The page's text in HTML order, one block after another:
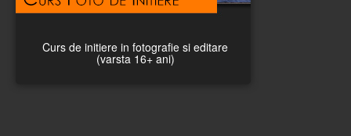
Curs de initiere in fotografie si editare
(varsta 16+ ani)